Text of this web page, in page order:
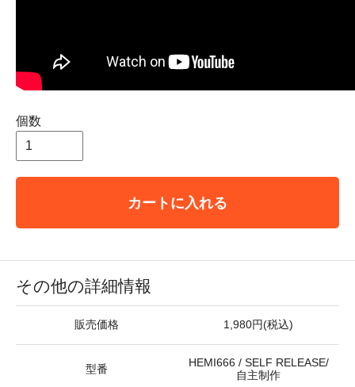
個数
カートに入れる
その他の詳細情報
販売価格 1,980円(税込)
型番
HEMI666 / SELF RELEASE/
自主制作